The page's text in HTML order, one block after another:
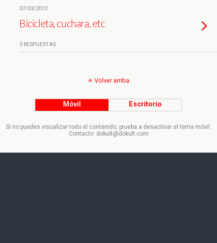
07/03/2012
Bicicleta, cuchara, etc
3 RESPUESTAS
Volver arriba
Móvil Escritorio
Si no puedes visualizar todo el contenido, prueba a desactivar el tema móvil.
Contacto: dokult@dokult.com